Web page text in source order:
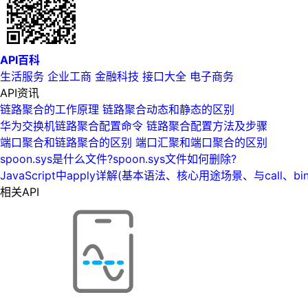
API百科
生活服务 企业工商 金融科技 接口大全 电子商务
API资讯
链路聚合的工作原理 链路聚合动态和静态的区别
华为交换机链路聚合配置命令 链路聚合配置方法及步骤
端口聚合和链路聚合的区别 端口汇聚和端口聚合的区别
spoon.sys是什么文件?spoon.sys文件如何删除?
JavaScript中apply详解(基本语法、核心用途场景、与call、
相关API